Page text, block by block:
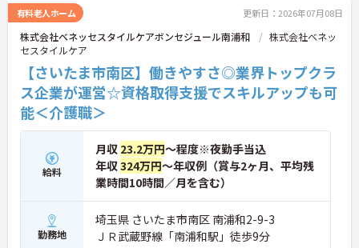
の専門性を認定されると、1資格につき月給＋1万円
（最大4万円）の手当がつきます。キャリアアップす
れば年収UPも目指せるため、高いモチベーションで
働き続けられます。
＜家族も嬉しい！ベネッセグループならではの手厚
い福利厚生＞ご家族も支える制度が満載♪産休・育
休の取得実績も多数あり、ライフステージが変わっ
ても長く安心して働き続けられる環境が整っていま
す。
有料老人ホーム 更新日：2026年07月08日
株式会社ベネッセスタイルケアボンセジュール南浦和
株式会社ベネッ
セスタイルケア
【さいたま市南区】働きやすさ◎業界トップクラ
ス企業が運営☆資格取得支援でスキルアップも可
能＜介護職＞
給料
月収 23.2万円～程度※夜勤手当込
年収324万円～年収例（賞与2ヶ月、平均残
業時間10時間／月を含む）
勤務地
埼玉県 さいたま市南区 南浦和2-9-3
ＪＲ武蔵野線「南浦和駅」徒歩9分